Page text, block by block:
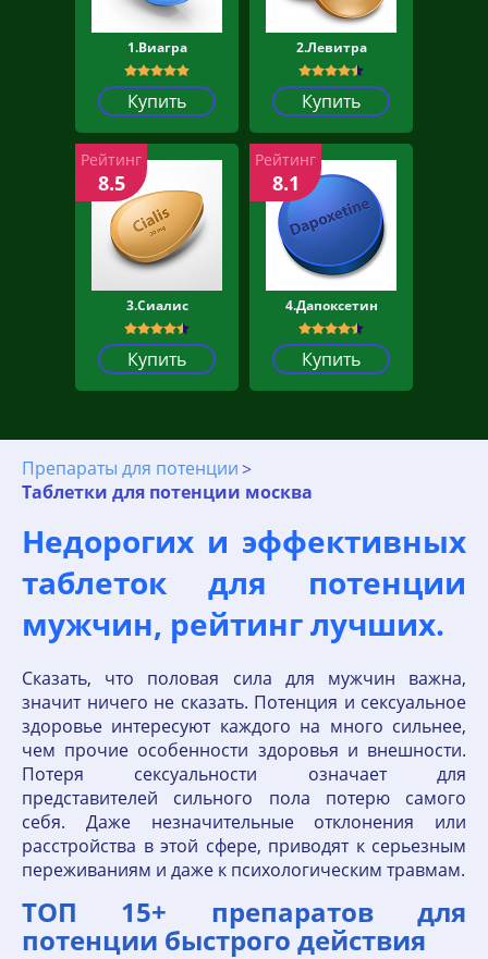
1.Виагра
Купить
2.Левитра
Купить
3.Сиалис
Купить
Рейтинг
8.5
4.Дапоксетин
Купить
Рейтинг
8.1
Препараты для потенции
Таблетки для потенции москва
Недорогих и эффективных
таблеток для потенции
мужчин, рейтинг лучших.
Сказать, что половая сила для мужчин важна,
значит ничего не сказать. Потенция и сексуальное
здоровье интересуют каждого на много сильнее,
чем прочие особенности здоровья и внешности.
Потеря сексуальности означает для
представителей сильного пола потерю самого
себя. Даже незначительные отклонения или
расстройства в этой сфере, приводят к серьезным
переживаниям и даже к психологическим травмам.
ТОП 15+ препаратов для
потенции быстрого действия